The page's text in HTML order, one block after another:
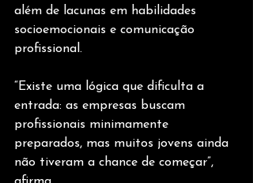
além de lacunas em habilidades
socioemocionais e comunicação
profissional.
“Existe uma lógica que dificulta a
entrada: as empresas buscam
profissionais minimamente
preparados, mas muitos jovens ainda
não tiveram a chance de começar”,